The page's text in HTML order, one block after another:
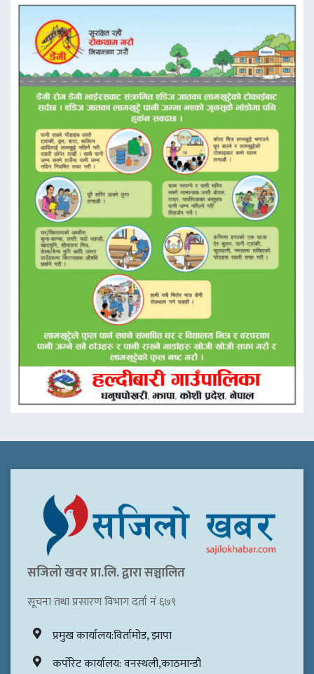
सजिलो खवर प्रा.लि. द्वारा सञ्चालित
सूचना तथा प्रसारण विभाग दर्ता नं ६७९
प्रमुख कार्यालय:विर्तामोड, झापा
कर्पोरेट कार्यालय: वनस्थली,काठमान्डौ